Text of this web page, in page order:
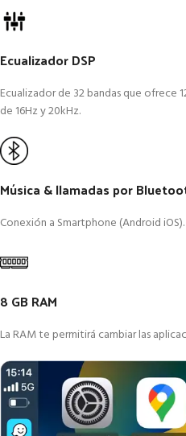
Ecualizador DSP
Ecualizador de 32 bandas que ofrece
de 16Hz y 20kHz.
Música & llamadas por
Conexión a Smartphone (Android iOS).
8 GB RAM
La RAM te permitirá cambiar las